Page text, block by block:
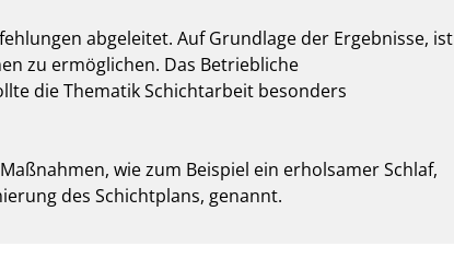
abgeleitet. Auf Grundlage der Ergebnisse, ist
zu ermöglichen. Das Betriebliche
die Thematik Schichtarbeit besonders
wie zum Beispiel ein erholsamer Schlaf,
des Schichtplans, genannt.